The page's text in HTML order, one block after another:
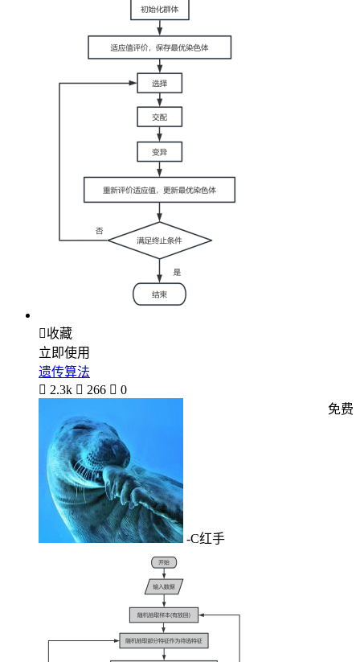
收藏
立即使用
遗传算法
 2.3k  266  0
-C红手
免费